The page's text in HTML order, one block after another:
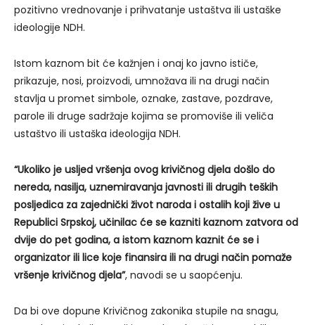
pozitivno vrednovanje i prihvatanje ustaštva ili ustaške
ideologije NDH.
Istom kaznom bit će kažnjen i onaj ko javno ističe,
prikazuje, nosi, proizvodi, umnožava ili na drugi način
stavlja u promet simbole, oznake, zastave, pozdrave,
parole ili druge sadržaje kojima se promoviše ili veliča
ustaštvo ili ustaška ideologija NDH.
“Ukoliko je usljed vršenja ovog krivičnog djela došlo do
nereda, nasilja, uznemiravanja javnosti ili drugih teških
posljedica za zajednički život naroda i ostalih koji žive u
Republici Srpskoj, učinilac će se kazniti kaznom zatvora od
dvije do pet godina, a istom kaznom kaznit će se i
organizator ili lice koje finansira ili na drugi način pomaže
vršenje krivičnog djela”, navodi se u saopćenju.
Da bi ove dopune Krivičnog zakonika stupile na snagu,